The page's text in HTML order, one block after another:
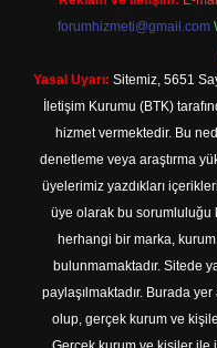
forumhizmeti@gmail.com
Yasal Uyarı: Sitemiz, 5651
İletişim Kurumu (BTK)
hizmet vermektedir. Bu
denetleme veya araştırma
üyelerimiz yazdıkları
üye olarak bu sorumluluğu
herhangi bir marka,
bulunmamaktadır. Sitede
paylaşılmaktadır. Burada
olup, gerçek kurum ve